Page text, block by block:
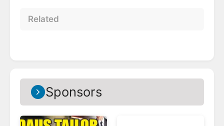
Related
Sponsors